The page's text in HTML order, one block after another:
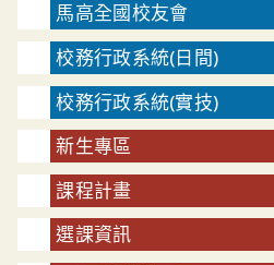
馬高全國校友會
校務行政系統(日間)
校務行政系統(實技)
新生專區
課程計畫
選課資訊